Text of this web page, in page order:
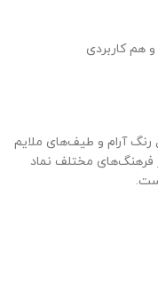
هم کاربردی
رنگ آرام و طیف‌های ملایم
مختلف نماد